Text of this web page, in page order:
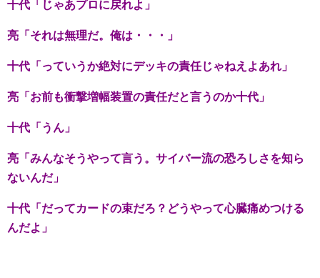
十代「じゃあプロに戻れよ」
亮「それは無理だ。俺は・・・」
十代「っていうか絶対にデッキの責任じゃねえよあれ」
亮「お前も衝撃増幅装置の責任だと言うのか十代」
十代「うん」
亮「みんなそうやって言う。サイバー流の恐ろしさを知ら
ないんだ」
十代「だってカードの束だろ？どうやって心臓痛めつける
んだよ」